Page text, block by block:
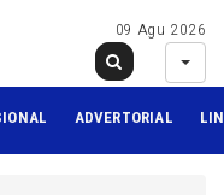
09 Agu 2026
ADVERTORIAL